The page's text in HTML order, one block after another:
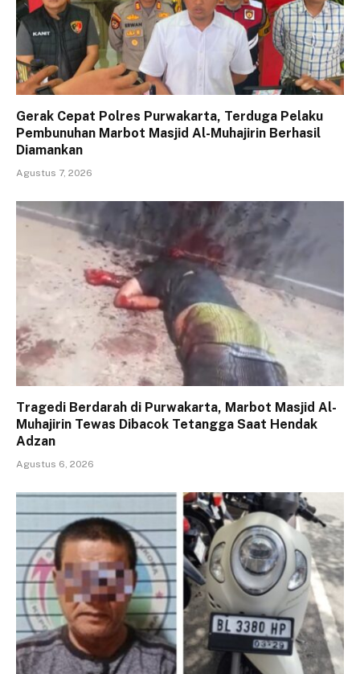
Gerak Cepat Polres Purwakarta, Terduga Pelaku
Pembunuhan Marbot Masjid Al-Muhajirin Berhasil
Diamankan
Agustus 7, 2026
Tragedi Berdarah di Purwakarta, Marbot Masjid Al-
Muhajirin Tewas Dibacok Tetangga Saat Hendak
Adzan
Agustus 6, 2026